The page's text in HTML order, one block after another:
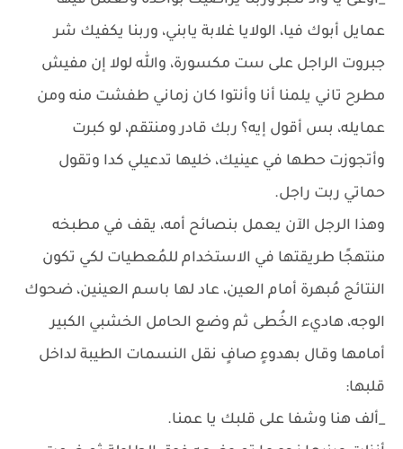
عمايل أبوك فيا، الولايا غلابة يابني، وربنا يكفيك شر
جبروت الراجل على ست مكسورة، والله لولا إن مفيش
مطرح تاني يلمنا أنا وأنتوا كان زماني طفشت منه ومن
عمايله، بس أقول إيه؟ ربك قادر ومنتقم، لو كبرت
وأتجوزت حطها في عينيك، خليها تدعيلي كدا وتقول
حماتي ربت راجل.
وهذا الرجل الآن يعمل بنصائح أمه، يقف في مطبخه
منتهجًا طريقتها في الاستخدام للمُعطيات لكي تكون
النتائج مُبهرة أمام العين، عاد لها باسم العينين، ضحوك
الوجه، هاديء الخُطى ثم وضع الحامل الخشبي الكبير
أمامها وقال بهدوءٍ صافٍ نقل النسمات الطيبة لداخل
قلبها:
_ألف هنا وشفا على قلبك يا عمنا.